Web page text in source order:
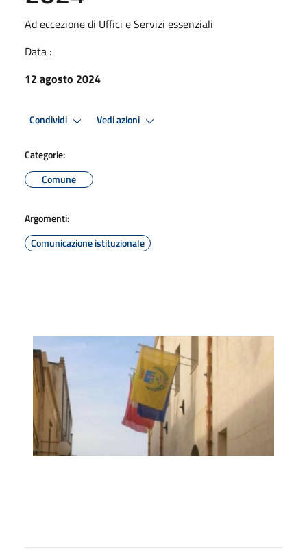
Ad eccezione di Uffici e Servizi essenziali
Data :
12 agosto 2024
Condividi Vedi azioni
Categorie:
Comune
Argomenti:
Comunicazione istituzionale